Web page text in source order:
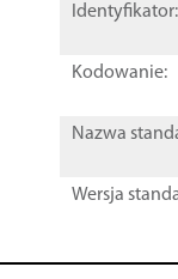
Identyfikator:
Kodowanie:
Nazwa
Wersja